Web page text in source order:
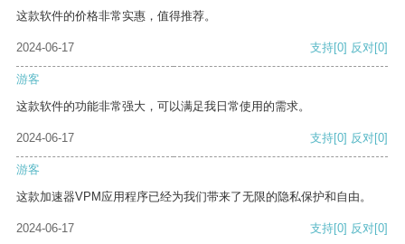
这款软件的价格非常实惠，值得推荐。
2024-06-17 支持[0] 反对[0]
游客
这款软件的功能非常强大，可以满足我日常使用的需求。
2024-06-17 支持[0] 反对[0]
游客
这款加速器VPM应用程序已经为我们带来了无限的隐私保护和自由。
2024-06-17 支持[0] 反对[0]